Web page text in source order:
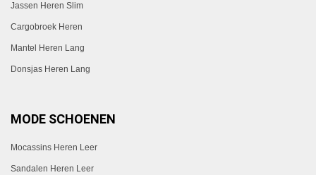
Jassen Heren Slim
Cargobroek Heren
Mantel Heren Lang
Donsjas Heren Lang
MODE SCHOENEN
Mocassins Heren Leer
Sandalen Heren Leer